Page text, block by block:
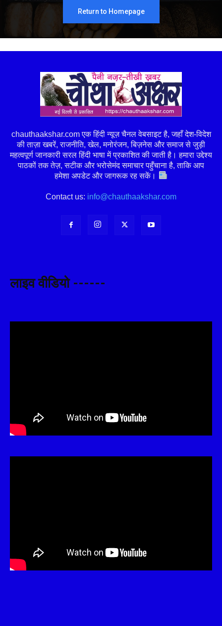
Return to Homepage
chauthaakshar.com एक हिंदी न्यूज़ चैनल वेबसाइट है, जहाँ देश-विदेश
की ताज़ा खबरें, राजनीति, खेल, मनोरंजन, बिज़नेस और समाज से जुड़ी
महत्वपूर्ण जानकारी सरल हिंदी भाषा में प्रकाशित की जाती है। हमारा उद्देश्य
पाठकों तक तेज़, सटीक और भरोसेमंद समाचार पहुँचाना है, ताकि आप
हमेशा अपडेट और जागरूक रह सकें।
Contact us: info@chauthaakshar.com
लाइव वीडियो ------